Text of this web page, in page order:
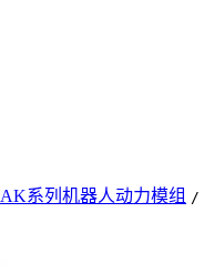
AK系列机器人动力模组 /